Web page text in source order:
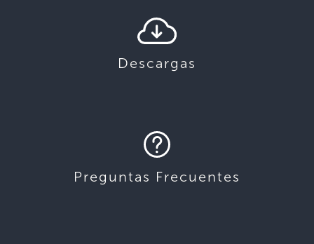
Descargas
Preguntas Frecuentes